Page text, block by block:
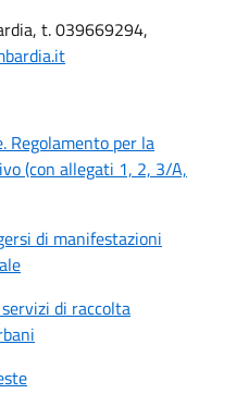
t. 039669294,
Regolamento per la
(con allegati 1, 2, 3/A,
di manifestazioni
di raccolta